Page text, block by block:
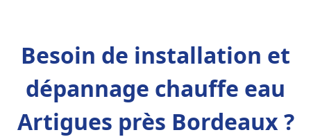
Besoin de installation et
dépannage chauffe eau
Artigues près Bordeaux ?